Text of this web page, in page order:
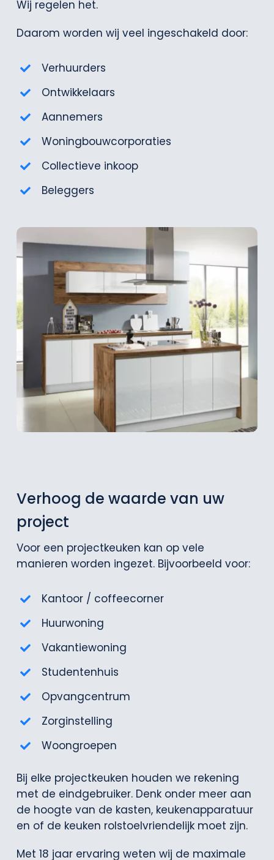
Wij regelen het.
Daarom worden wij veel ingeschakeld door:
Verhuurders
Ontwikkelaars
Aannemers
Woningbouwcorporaties
Collectieve inkoop
Beleggers
Verhoog de waarde van uw
project
Voor een projectkeuken kan op vele
manieren worden ingezet. Bijvoorbeeld voor:
Kantoor / coffeecorner
Huurwoning
Vakantiewoning
Studentenhuis
Opvangcentrum
Zorginstelling
Woongroepen
Bij elke projectkeuken houden we rekening
met de eindgebruiker. Denk onder meer aan
de hoogte van de kasten, keukenapparatuur
en of de keuken rolstoelvriendelijk moet zijn.
Met 18 jaar ervaring weten wij de maximale